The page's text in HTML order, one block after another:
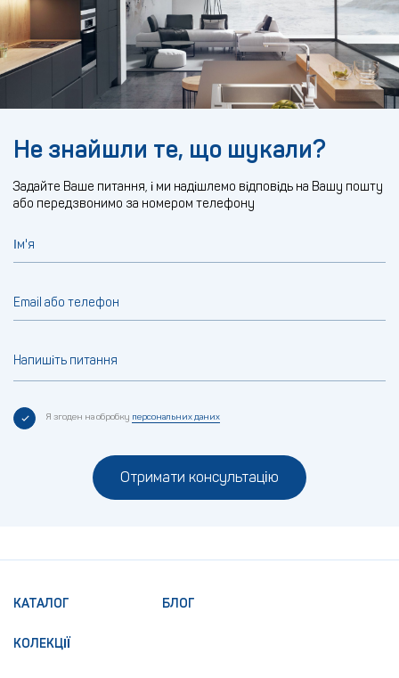
Не знайшли те, що шукали?
Задайте Ваше питання, і ми надішлемо відповідь на Вашу пошту
або передзвонимо за номером телефону
Ім'я
Email або телефон
Напишіть питання
Я згоден на обробку персональних даних
Отримати консультацію
КАТАЛОГ
КОЛЕКЦІЇ
БЛОГ